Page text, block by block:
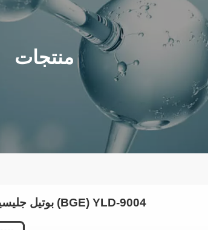
منتجات
بوتيل جليسيديل الأثير (BGE) YLD-9004